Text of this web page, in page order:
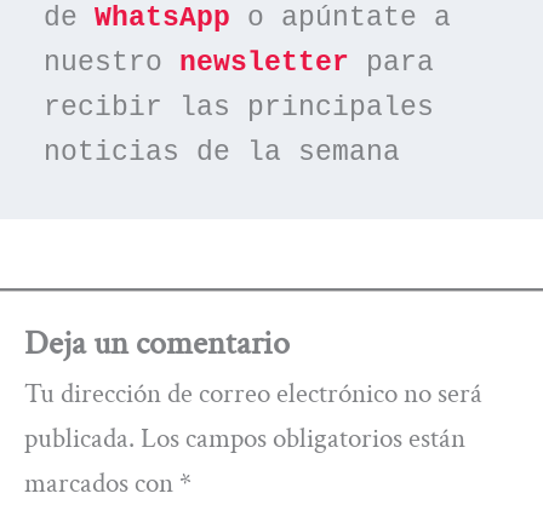
de WhatsApp o apúntate a
nuestro newsletter para
recibir las principales
noticias de la semana
Deja un comentario
Tu dirección de correo electrónico no será
publicada. Los campos obligatorios están
marcados con *